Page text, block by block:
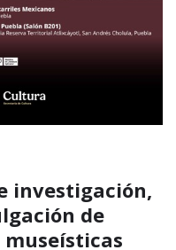
investigación,
de
museísticas